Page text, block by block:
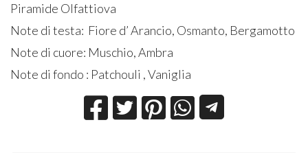
Piramide Olfattiova
Note di testa: Fiore d’ Arancio, Osmanto, Bergamotto
Note di cuore: Muschio, Ambra
Note di fondo : Patchouli , Vaniglia